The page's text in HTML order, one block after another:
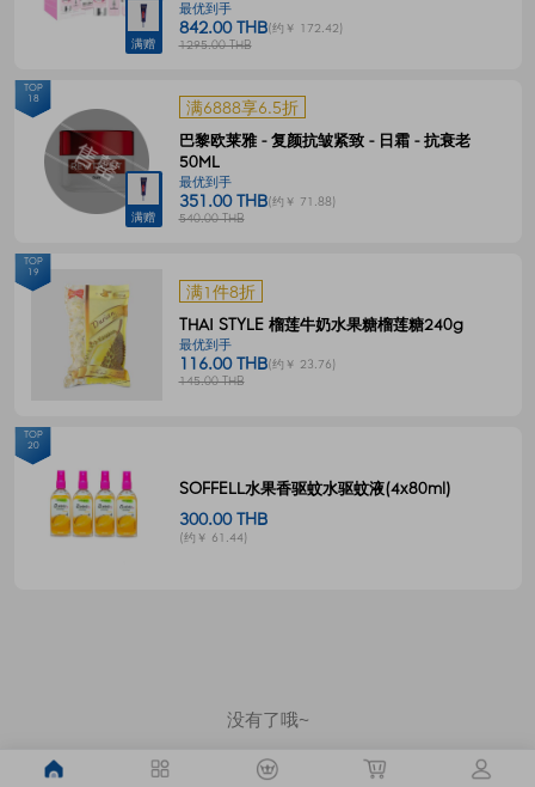
满赠
最优到手
842.00 THB(约￥ 172.42)
1295.00 THB
满赠
满6888享6.5折
巴黎欧莱雅 - 复颜抗皱紧致 - 日霜 - 抗衰老
50ML
最优到手
351.00 THB(约￥ 71.88)
540.00 THB
TOP
18
满1件8折
THAI STYLE 榴莲牛奶水果糖榴莲糖240g
最优到手
116.00 THB(约￥ 23.76)
145.00 THB
TOP
19
SOFFELL水果香驱蚊水驱蚊液(4x80ml)
300.00 THB
(约￥ 61.44)
TOP
20
没有了哦~